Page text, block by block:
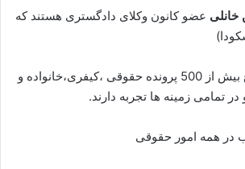
عضو کانون وکلای دادگستری هستند که
ایشان در مجموع بیش از 500 پرونده حقوقی ،کیفری،خانواده و
در تمامی زمینه ها تجربه دارند.
همه امور حقوقی